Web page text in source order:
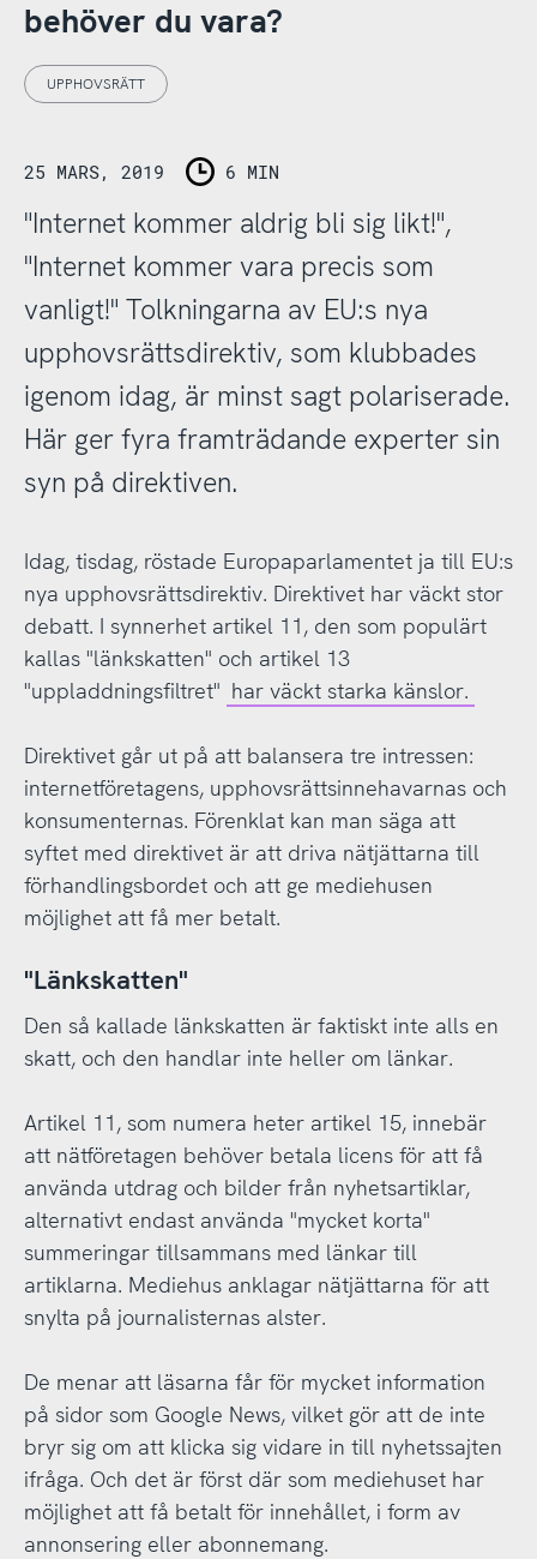
behöver du vara?
UPPHOVSRÄTT
25 MARS, 2019 6 MIN
"Internet kommer aldrig bli sig likt!",
"Internet kommer vara precis som
vanligt!" Tolkningarna av EU:s nya
upphovsrättsdirektiv, som klubbades
igenom idag, är minst sagt polariserade.
Här ger fyra framträdande experter sin
syn på direktiven.
Idag, tisdag, röstade Europaparlamentet ja till EU:s
nya upphovsrättsdirektiv. Direktivet har väckt stor
debatt. I synnerhet artikel 11, den som populärt
kallas "länkskatten" och artikel 13
"uppladdningsfiltret" har väckt starka känslor.
Direktivet går ut på att balansera tre intressen:
internetföretagens, upphovsrättsinnehavarnas och
konsumenternas. Förenklat kan man säga att
syftet med direktivet är att driva nätjättarna till
förhandlingsbordet och att ge mediehusen
möjlighet att få mer betalt.
"Länkskatten"
Den så kallade länkskatten är faktiskt inte alls en
skatt, och den handlar inte heller om länkar.
Artikel 11, som numera heter artikel 15, innebär
att nätföretagen behöver betala licens för att få
använda utdrag och bilder från nyhetsartiklar,
alternativt endast använda "mycket korta"
summeringar tillsammans med länkar till
artiklarna. Mediehus anklagar nätjättarna för att
snylta på journalisternas alster.
De menar att läsarna får för mycket information
på sidor som Google News, vilket gör att de inte
bryr sig om att klicka sig vidare in till nyhetssajten
ifråga. Och det är först där som mediehuset har
möjlighet att få betalt för innehållet, i form av
annonsering eller abonnemang.